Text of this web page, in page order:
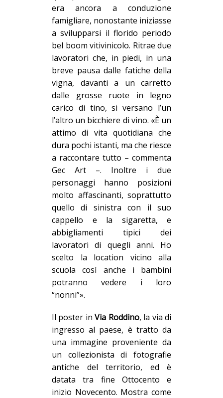
era ancora a conduzione
famigliare, nonostante iniziasse
a svilupparsi il florido periodo
bel boom vitivinicolo. Ritrae due
lavoratori che, in piedi, in una
breve pausa dalle fatiche della
vigna, davanti a un carretto
dalle grosse ruote in legno
carico di tino, si versano l’un
l’altro un bicchiere di vino. «È un
attimo di vita quotidiana che
dura pochi istanti, ma che riesce
a raccontare tutto – commenta
Gec Art –. Inoltre i due
personaggi hanno posizioni
molto affascinanti, soprattutto
quello di sinistra con il suo
cappello e la sigaretta, e
abbigliamenti tipici dei
lavoratori di quegli anni. Ho
scelto la location vicino alla
scuola così anche i bambini
potranno vedere i loro
“nonni”».
Il poster inVia Roddino, la via di
ingresso al paese, è tratto da
una immagine proveniente da
un collezionista di fotografie
antiche del territorio, ed è
datata tra fine Ottocento e
inizio Novecento. Mostra come